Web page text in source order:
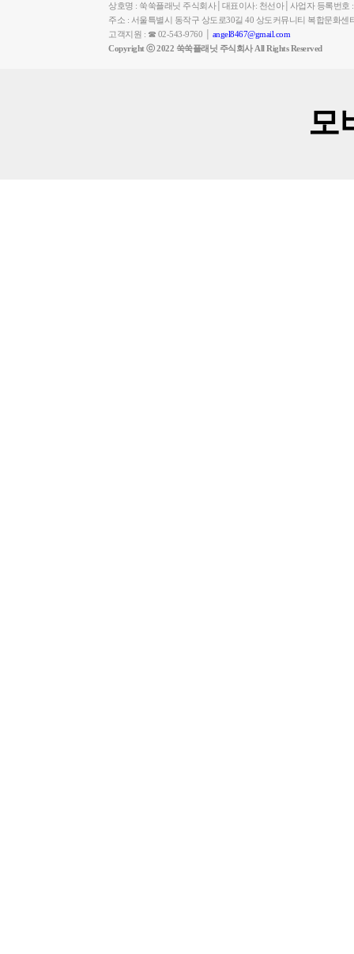
상호명 : 쑥쑥플래닛 주식회사│대표이사: 천선아│사업자 등록번호
주소 : 서울특별시 동작구 상도로30길 40 상도커뮤니티 복합문화
고객지원 : ☎ 02-543-9760 │ angel8467@gmail.com
Copyright ⓒ 2022 쑥쑥플래닛 주식회사 All Rights Reserved
모